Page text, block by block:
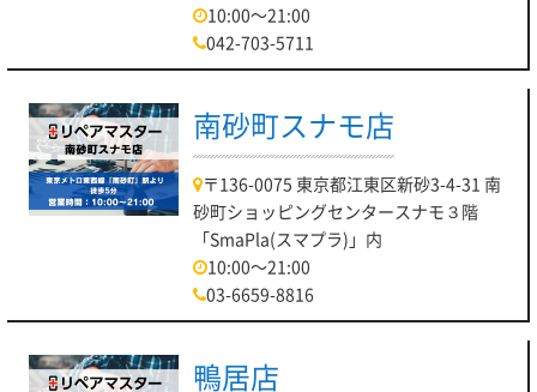
10:00～21:00
042-703-5711
南砂町スナモ店
〒136-0075 東京都江東区新砂3-4-31 南
砂町ショッピングセンタースナモ３階
「SmaPla(スマプラ)」内
10:00～21:00
03-6659-8816
鴨居店